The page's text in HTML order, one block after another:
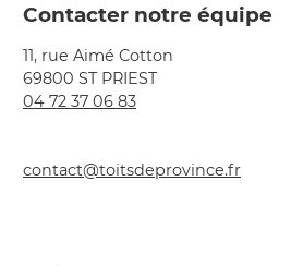
Contacter notre équipe
11, rue Aimé Cotton
69800 ST PRIEST
04 72 37 06 83
contact@toitsdeprovince.fr